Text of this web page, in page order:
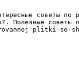
советы по
советы
plitki-so-